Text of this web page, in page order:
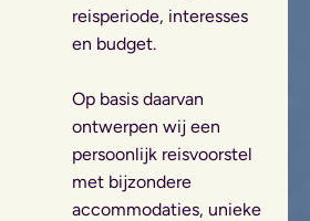
reisperiode, interesses
en budget.
Op basis daarvan
ontwerpen wij een
persoonlijk reisvoorstel
met bijzondere
accommodaties, unieke